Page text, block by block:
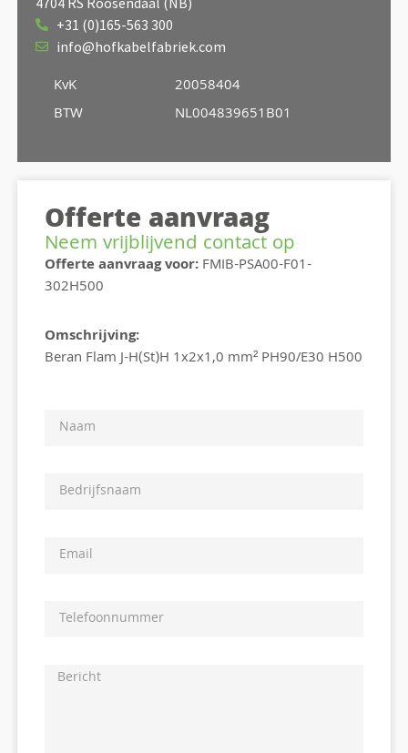
+31 (0)165-563 300
info@hofkabelfabriek.com
KvK
BTW
20058404
NL004839651B01
Offerte aanvraag
Neem vrijblijvend contact op
Offerte aanvraag voor:FMIB-PSA00-F01-
302H500
Omschrijving:
Beran Flam J-H(St)H 1x2x1,0 mm² PH90/E30 H500